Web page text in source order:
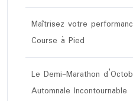
Maîtrisez votre
Course à Pied
Le Demi-Marathon
Automnale Incontournable